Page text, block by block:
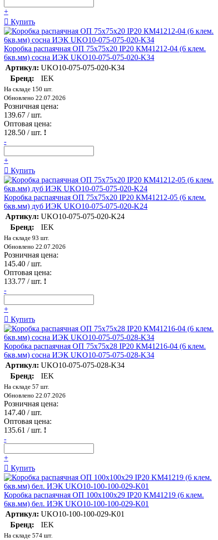
+
Купить
Коробка распаячная ОП 75х75х20 IP20 КМ41212-04 (6 клем.
6кв.мм) сосна ИЭК UKO10-075-075-020-K34
Артикул: UKO10-075-075-020-K34
Бренд:
IEK
На складе 150 шт.
Обновлено 22.07.2026
Розничная цена:
139.67 / шт.
Оптовая цена:
128.50 / шт. !
-
+
Купить
Коробка распаячная ОП 75х75х20 IP20 КМ41212-05 (6 клем.
6кв.мм) дуб ИЭК UKO10-075-075-020-K24
Артикул: UKO10-075-075-020-K24
Бренд:
IEK
На складе 93 шт.
Обновлено 22.07.2026
Розничная цена:
145.40 / шт.
Оптовая цена:
133.77 / шт. !
-
+
Купить
Коробка распаячная ОП 75х75х28 IP20 КМ41216-04 (6 клем.
6кв.мм) сосна ИЭК UKO10-075-075-028-K34
Артикул: UKO10-075-075-028-K34
Бренд:
IEK
На складе 57 шт.
Обновлено 22.07.2026
Розничная цена:
147.40 / шт.
Оптовая цена:
135.61 / шт. !
-
+
Купить
Коробка распаячная ОП 100х100х29 IP20 KM41219 (6 клем.
6кв.мм) бел. ИЭК UKO10-100-100-029-K01
Артикул: UKO10-100-100-029-K01
Бренд:
IEK
На складе 574 шт.